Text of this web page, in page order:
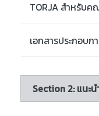
TORJA สำหรับค
เอกสารประกอบก
Section 2: แนะน